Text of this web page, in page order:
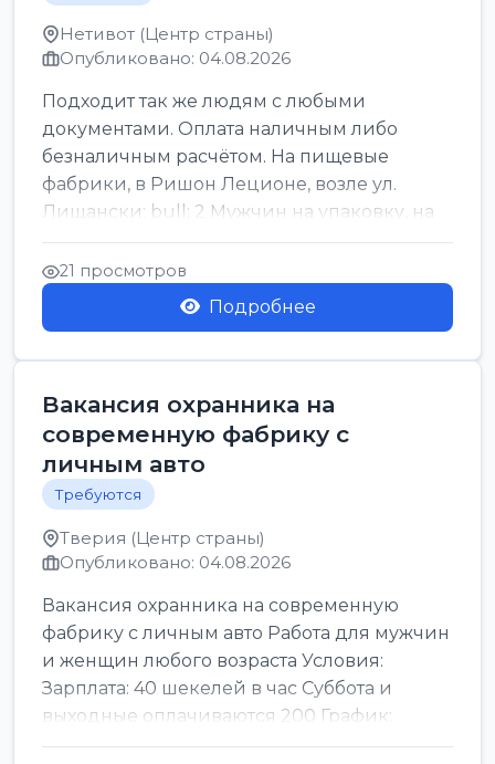
Нетивот (Центр страны)
Опубликовано: 04.08.2026
Подходит так же людям с любыми
документами. Оплата наличным либо
безналичным расчётом. На пищевые
фабрики, в Ришон Леционе, возле ул.
Лищански: bull; 2 Мужчин на упаковку, на
машинку рисовых макоронов...
21 просмотров
Подробнее
Вакансия охранника на
современную фабрику с
личным авто
Требуются
Тверия (Центр страны)
Опубликовано: 04.08.2026
Вакансия охранника на современную
фабрику с личным авто Работа для мужчин
и женщин любого возраста Условия:
Зарплата: 40 шекелей в час Суббота и
выходные оплачиваются 200 График:
смены утро день ночь ...